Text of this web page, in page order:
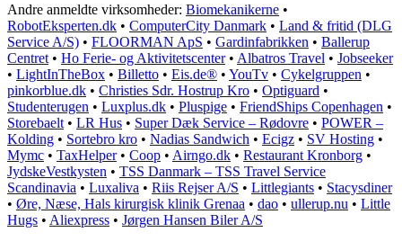
Andre anmeldte virksomheder: Biomekanikerne •
RobotEksperten.dk • ComputerCity Danmark • Land & fritid (DLG
Service A/S) • FLOORMAN ApS • Gardinfabrikken • Ballerup
Centret • Ho Ferie- og Aktivitetscenter• Albatros Travel • Jobseeker
• LightInTheBox • Billetto • Eis.de® • YouTv • Cykelgruppen •
pinkorblue.dk • Christies Sdr. Hostrup Kro • Optiguard •
Studenterugen • Luxplus.dk • Pluspige • FriendShips Copenhagen •
Storebaelt • LR Hus • Super Dæk Service – Rødovre • POWER –
Kolding • Sortebro kro • Nadias Sandwich • Ecigz • SV Hosting •
Mymc • TaxHelper• Coop • Airngo.dk • Restaurant Kronborg •
JydskeVestkysten • TSS Danmark – TSS Travel Service
Scandinavia • Luxaliva • Riis Rejser A/S • Littlegiants • Stacysdiner
• Øre, Næse, Hals kirurgisk klinik Grenaa • dao • ullerup.nu • Little
Hugs • Aliexpress • Jørgen Hansen Biler A/S